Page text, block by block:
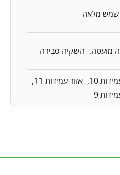
שמש מלאה
מועטה השקיה סבירה
10
אזור עמידות 11
9